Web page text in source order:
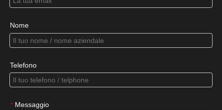
Nome
Telefono
* Messaggio